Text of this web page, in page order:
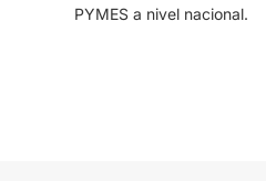
PYMES a nivel nacional.